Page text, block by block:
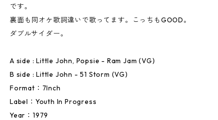
です。
裏面も同オケ歌詞違いで歌ってます。こっちもGOOD。
ダブルサイダー。
A side : Little John, Popsie - Ram Jam (VG)
B side : Little John - 51 Storm (VG)
Format：7Inch
Label：Youth In Progress
Year：1979